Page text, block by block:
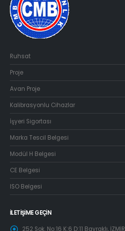
Ruhsat
Proje
Avan Proje
Kalibrasyonlu Cihazlar
İşyeri Sigortası
Marka Tescil Belgesi
Modül H Belgesi
CE Belgesi
ISO Belgesi
İLETIŞIME GEÇIN
252 Sok. No:16 K:6 D:11 Bayraklı, İZMİR